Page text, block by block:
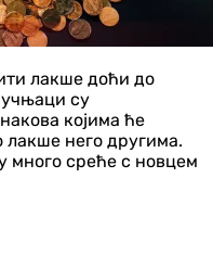
лакше доћи до
су
којима ће
лакше него другима.
много среће с новцем